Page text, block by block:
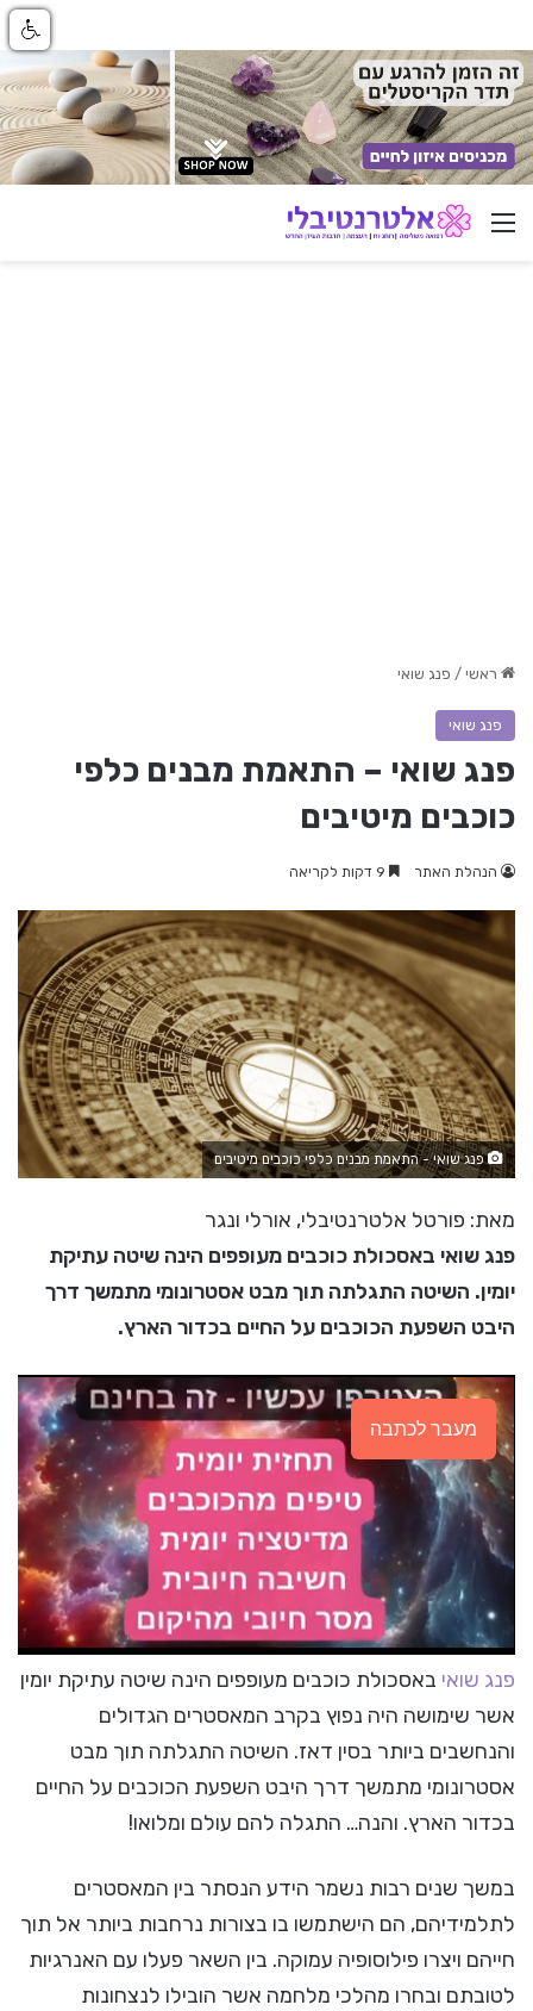
ניווט באתר
ראשי / פנג שואי
פנג שואי
פנג שואי – התאמת מבנים כלפי
כוכבים מיטיבים
הנהלת האתר
פנג שואי - התאמת מבנים כלפי כוכבים מיטיבים
מאת: פורטל אלטרנטיבלי, אורלי ונגר
פנג שואי באסכולת כוכבים מעופפים הינה שיטה עתיקת
יומין. השיטה התגלתה תוך מבט אסטרונומי מתמשך דרך
היבט השפעת הכוכבים על החיים בכדור הארץ.
מעבר לכתבה
פנג שואי באסכולת כוכבים מעופפים הינה שיטה עתיקת יומין
אשר שימושה היה נפוץ בקרב המאסטרים הגדולים
והנחשבים ביותר בסין דאז. השיטה התגלתה תוך מבט
אסטרונומי מתמשך דרך היבט השפעת הכוכבים על החיים
בכדור הארץ. והנה… התגלה להם עולם ומלואו!
במשך שנים רבות נשמר הידע הנסתר בין המאסטרים
לתלמידיהם, הם הישתמשו בו בצורות נרחבות ביותר אל תוך
חייהם ויצרו פילוסופיה עמוקה. בין השאר פעלו עם האנרגיות
לטובתם ובחרו מהלכי מלחמה אשר הובילו לנצחונות